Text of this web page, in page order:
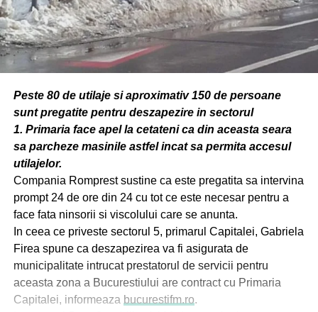
Peste 80 de utilaje si aproximativ 150 de persoane
sunt pregatite pentru deszapezire in sectorul
1. Primaria face apel la cetateni ca din aceasta seara
sa parcheze masinile astfel incat sa permita accesul
utilajelor.
Compania Romprest sustine ca este pregatita sa intervina
prompt 24 de ore din 24 cu tot ce este necesar pentru a
face fata ninsorii si viscolului care se anunta.
In ceea ce priveste sectorul 5, primarul Capitalei, Gabriela
Firea spune ca deszapezirea va fi asigurata de
municipalitate intrucat prestatorul de servicii pentru
aceasta zona a Bucurestiului are contract cu Primaria
Capitalei, informeaza bucurestifm.ro.